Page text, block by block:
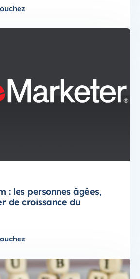
: les personnes âgées,
de croissance du